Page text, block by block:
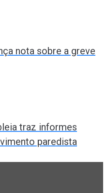
nota sobre a greve
traz informes
paredista